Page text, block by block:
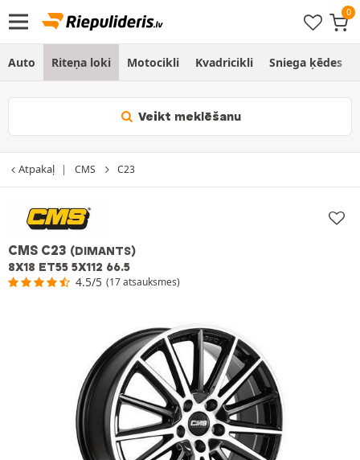
Auto Riteņa loki Motocikli Kvadricikli Sniega ķēdes
Veikt meklēšanu
Atpakaļ CMS C23
CMS C23 (DIMANTS)
8X18 ET55 5X112 66.5
4.5/5 (17 atsauksmes)